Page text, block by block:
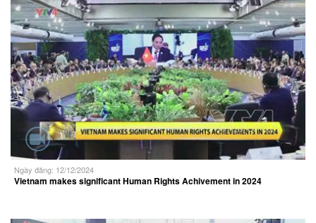
Ngày đăng: 12/12/2024
Vietnam makes significant Human Rights Achivement in 2024